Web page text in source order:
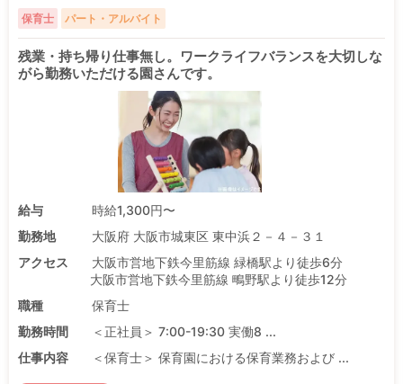
保育士 パート・アルバイト
残業・持ち帰り仕事無し。ワークライフバランスを大切しな
がら勤務いただける園さんです。
給与
時給1,300円〜
勤務地
大阪府 大阪市城東区 東中浜２－４－３１
アクセス
大阪市営地下鉄今里筋線 緑橋駅より徒歩6分
大阪市営地下鉄今里筋線 鴫野駅より徒歩12分
職種
保育士
勤務時間
＜正社員＞ 7:00-19:30 実働8 ...
仕事内容
＜保育士＞ 保育園における保育業務および ...